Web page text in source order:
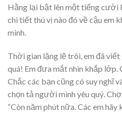
Hằng lại bật lên một tiếng cười
chi tiết thú vị nào đó về cậu em
mình.
Thời gian lặng lẽ trôi, em đã
quá! Em đưa mắt nhìn khắp lớp.
Chắc các bạn cũng có suy nghĩ
chọn tả người mình yêu quý.
“Còn năm phút nữa. Các em